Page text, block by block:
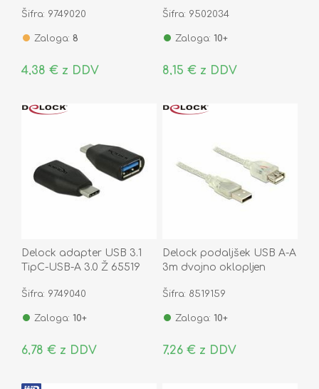
Šifra: 9749020
Zaloga: 8
4,38 € z DDV
Šifra: 9502034
Zaloga: 10+
8,15 € z DDV
Delock adapter USB 3.1
TipC-USB-A 3.0 Ž 65519
Šifra: 9749040
Zaloga: 10+
6,78 € z DDV
Delock podaljšek USB A-A
3m dvojno oklopljen
Šifra: 8519159
Zaloga: 10+
7,26 € z DDV